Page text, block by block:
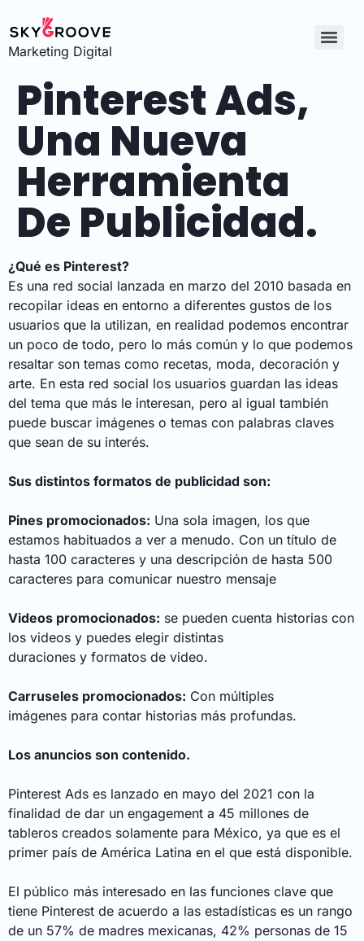
Marketing Digital
Pinterest Ads,
Una Nueva
Herramienta
De Publicidad.
¿Qué es Pinterest?
Es una red social lanzada en marzo del 2010 basada en
recopilar ideas en entorno a diferentes gustos de los
usuarios que la utilizan, en realidad podemos encontrar
un poco de todo, pero lo más común y lo que podemos
resaltar son temas como recetas, moda, decoración y
arte. En esta red social los usuarios guardan las ideas
del tema que más le interesan, pero al igual también
puede buscar imágenes o temas con palabras claves
que sean de su interés.
Sus distintos formatos de publicidad son:
Pines promocionados: Una sola imagen, los que
estamos habituados a ver a menudo. Con un título de
hasta 100 caracteres y una descripción de hasta 500
caracteres para comunicar nuestro mensaje
Videos promocionados: se pueden cuenta historias con
los videos y puedes elegir distintas
duraciones y formatos de video.
Carruseles promocionados: Con múltiples
imágenes para contar historias más profundas.
Los anuncios son contenido.
Pinterest Ads es lanzado en mayo del 2021 con la
finalidad de dar un engagement a 45 millones de
tableros creados solamente para México, ya que es el
primer país de América Latina en el que está disponible.
El público más interesado en las funciones clave que
tiene Pinterest de acuerdo a las estadísticas es un rango
de un 57% de madres mexicanas, 42% personas de 15